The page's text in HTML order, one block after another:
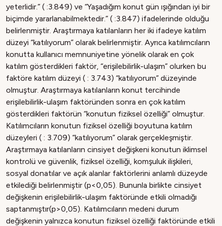
yeterlidir.” ( :3.849) ve “Yaşadığım konut gün ışığından iyi bir
biçimde yararlanabilmektedir.” ( :3.847) ifadelerinde olduğu
belirlenmiştir. Araştırmaya katılanların her iki ifadeye katılım
düzeyi “katılıyorum” olarak belirlenmiştir. Ayrıca katılımcıların
konutta kullanıcı memnuniyetine yönelik olarak en çok
katılım gösterdikleri faktör, “erişilebilirlik-ulaşım” olurken bu
faktöre katılım düzeyi ( : 3.743) “katılıyorum” düzeyinde
olmuştur. Araştırmaya katılanların konut tercihinde
erişilebilirlik-ulaşım faktöründen sonra en çok katılım
gösterdikleri faktörün “konutun fiziksel özelliği” olmuştur.
Katılımcıların konutun fiziksel özelliği boyutuna katılım
düzeyleri ( : 3.709) “katılıyorum” olarak gerçekleşmiştir.
Araştırmaya katılanların cinsiyet değişkeni konutun iklimsel
kontrolü ve güvenlik, fiziksel özelliği, komşuluk ilişkileri,
sosyal donatılar ve açık alanlar faktörlerini anlamlı düzeyde
etkilediği belirlenmiştir (p<0,05). Bununla birlikte cinsiyet
değişkenin erişilebilirlik-ulaşım faktöründe etkili olmadığı
saptanmıştır(p>0,05). Katılımcıların medeni durum
değişkenin yalnızca konutun fiziksel özelliği faktöründe etkili